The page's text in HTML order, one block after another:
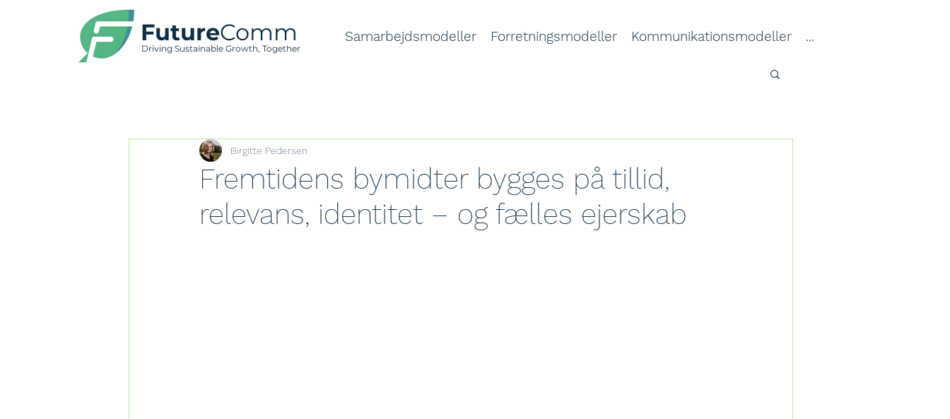
FutureComm Samarbejdsmodeller Forretningsmodeller Kommunikationsmodeller ...
Driving Sustainable Growth, Together
Fremtidens bymidter bygges på tillid,
relevans, identitet – og fælles ejerskab
Birgitte Pedersen